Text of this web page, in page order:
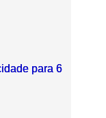
para 6